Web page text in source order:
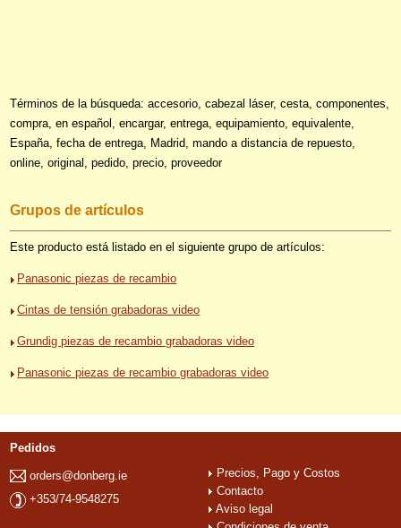
Términos de la búsqueda: accesorio, cabezal láser, cesta, componentes,
compra, en español, encargar, entrega, equipamiento, equivalente,
España, fecha de entrega, Madrid, mando a distancia de repuesto,
online, original, pedido, precio, proveedor
Grupos de artículos
Este producto está listado en el siguiente grupo de artículos:
Panasonic piezas de recambio
Cintas de tensión grabadoras video
Grundig piezas de recambio grabadoras video
Panasonic piezas de recambio grabadoras video
Pedidos
orders@donberg.ie
+353/74-9548275
Precios, Pago y Costos
Contacto
Aviso legal